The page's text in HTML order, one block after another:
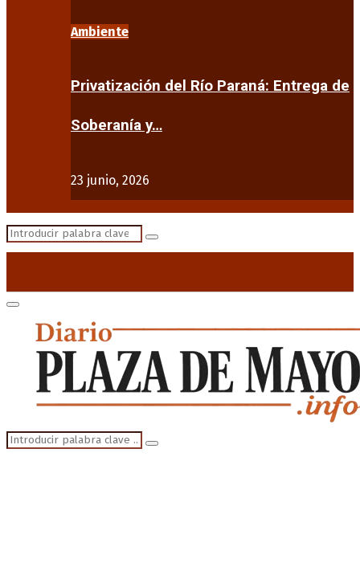
Ambiente
Privatización del Río Paraná: Entrega de
Soberanía y…
23 junio, 2026
Search
Search
Primary
Menu
Search
for:
Search